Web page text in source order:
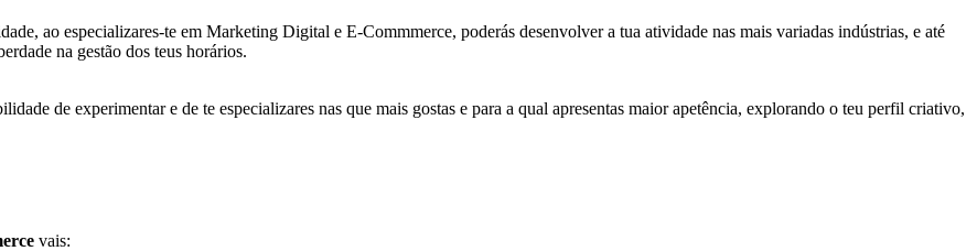
ao especializares-te em Marketing Digital e E-Commmerce, poderás desenvolver a tua atividade nas mais variadas indústrias, e até
na gestão dos teus horários.
de experimentar e de te especializares nas que mais gostas e para a qual apresentas maior apetência, explorando o teu perfil criativo,
vais: